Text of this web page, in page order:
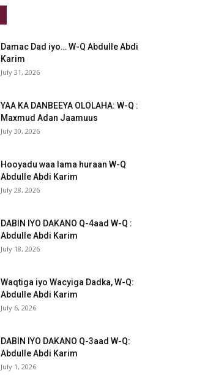
Damac Dad iyo… W-Q Abdulle Abdi
Karim
July 31, 2026
YAA KA DANBEEYA OLOLAHA: W-Q :
Maxmud Adan Jaamuus
July 30, 2026
Hooyadu waa lama huraan W-Q
Abdulle Abdi Karim
July 28, 2026
DABIN IYO DAKANO Q-4aad W-Q :
Abdulle Abdi Karim
July 18, 2026
Waqtiga iyo Wacyiga Dadka, W-Q:
Abdulle Abdi Karim
July 6, 2026
DABIN IYO DAKANO Q-3aad W-Q:
Abdulle Abdi Karim
July 1, 2026